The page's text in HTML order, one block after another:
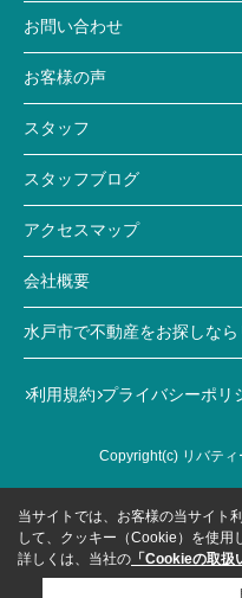
お問い合わせ
お客様の声
スタッフ
スタッフブログ
アクセスマップ
会社概要
水戸市で不動産をお探しな
利用規約 プライバシーポリ
Copyright(c) リバテ
当サイトでは、お客様の当サイト
して、クッキー（Cookie）を使用
詳しくは、当社の 「Cookieの取扱